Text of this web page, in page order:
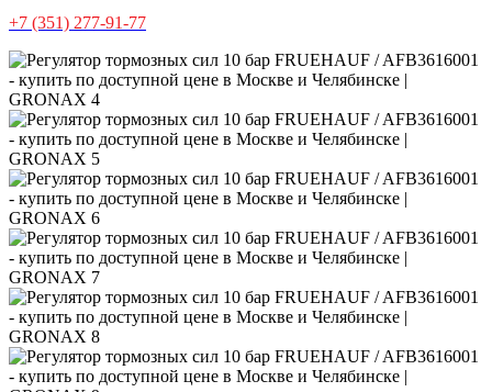
+7 (351) 277-91-77